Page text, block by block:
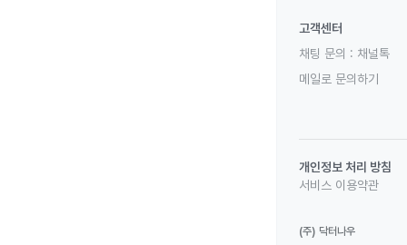
고객센터
채팅 문의 : 채널톡
메일로 문의하기
개인정보 처리 방침
서비스 이용약관
(주) 닥터나우